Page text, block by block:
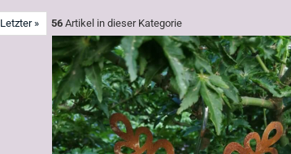
Letzter » 56 Artikel in dieser Kategorie